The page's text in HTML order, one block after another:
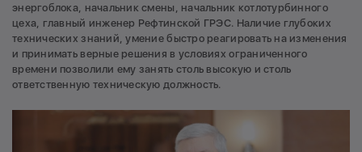
энергоблока, начальник смены, начальник котлотурбинного
цеха, главный инженер Рефтинской ГРЭС. Наличие глубоких
технических знаний, умение быстро реагировать на изменения
и принимать верные решения в условиях ограниченного
времени позволили ему занять столь высокую и столь
ответственную техническую должность.